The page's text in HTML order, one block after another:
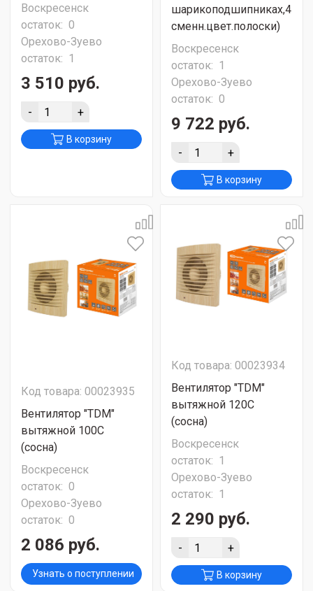
Воскресенск
остаток: 0
Орехово-Зуево
остаток: 1
3 510 руб.
- +
В корзину
шарикоподшипниках,4
сменн.цвет.полоски)
Воскресенск
остаток: 1
Орехово-Зуево
остаток: 0
9 722 руб.
- +
В корзину
Код товара: 00023935
Вентилятор "TDM"
вытяжной 100С
(сосна)
Воскресенск
остаток: 0
Орехово-Зуево
остаток: 0
2 086 руб.
Узнать о поступлении
Код товара: 00023934
Вентилятор "TDM"
вытяжной 120С
(сосна)
Воскресенск
остаток: 1
Орехово-Зуево
остаток: 1
2 290 руб.
- +
В корзину